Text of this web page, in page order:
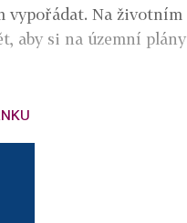
vypořádat. Na životním
aby si na územní plány